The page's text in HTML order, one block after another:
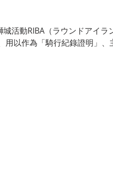
活動RIBA（ラウンドアイラ
以作為「騎行紀錄證明」、